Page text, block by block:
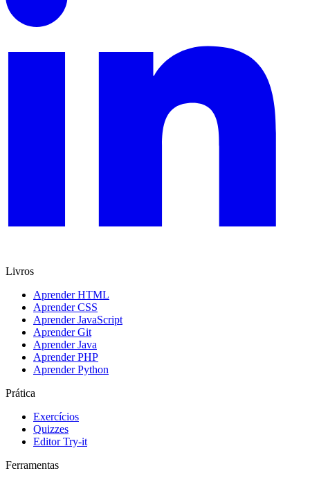
Livros
Aprender HTML
Aprender CSS
Aprender JavaScript
Aprender Git
Aprender Java
Aprender PHP
Aprender Python
Prática
Exercícios
Quizzes
Editor Try-it
Ferramentas